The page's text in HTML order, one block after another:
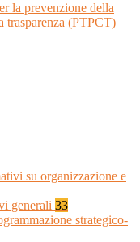
la prevenzione della
trasparenza (PTPCT)
su organizzazione e
generali 33
strategico-